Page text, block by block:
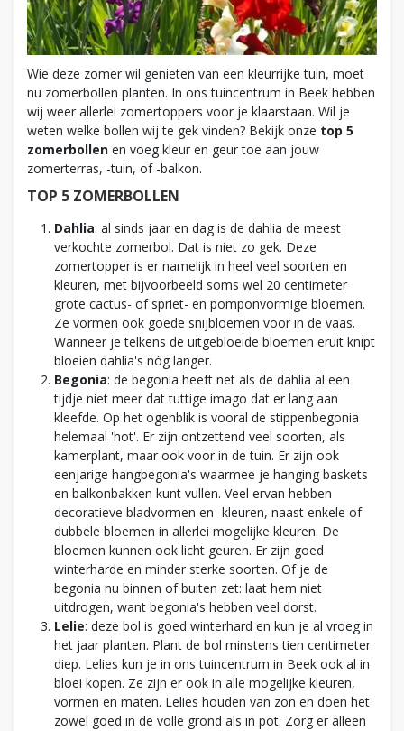
Wie deze zomer wil genieten van een kleurrijke tuin, moet
nu zomerbollen planten. In ons tuincentrum in Beek hebben
wij weer allerlei zomertoppers voor je klaarstaan. Wil je
weten welke bollen wij te gek vinden? Bekijk onze top 5
zomerbollen en voeg kleur en geur toe aan jouw
zomerterras, -tuin, of -balkon.
TOP 5 ZOMERBOLLEN
Dahlia: al sinds jaar en dag is de dahlia de meest
verkochte zomerbol. Dat is niet zo gek. Deze
zomertopper is er namelijk in heel veel soorten en
kleuren, met bijvoorbeeld soms wel 20 centimeter
grote cactus- of spriet- en pomponvormige bloemen.
Ze vormen ook goede snijbloemen voor in de vaas.
Wanneer je telkens de uitgebloeide bloemen eruit knipt
bloeien dahlia's nóg langer.
Begonia: de begonia heeft net als de dahlia al een
tijdje niet meer dat tuttige imago dat er lang aan
kleefde. Op het ogenblik is vooral de stippenbegonia
helemaal 'hot'. Er zijn ontzettend veel soorten, als
kamerplant, maar ook voor in de tuin. Er zijn ook
eenjarige hangbegonia's waarmee je hanging baskets
en balkonbakken kunt vullen. Veel ervan hebben
decoratieve bladvormen en -kleuren, naast enkele of
dubbele bloemen in allerlei mogelijke kleuren. De
bloemen kunnen ook licht geuren. Er zijn goed
winterharde en minder sterke soorten. Of je de
begonia nu binnen of buiten zet: laat hem niet
uitdrogen, want begonia's hebben veel dorst.
Lelie: deze bol is goed winterhard en kun je al vroeg in
het jaar planten. Plant de bol minstens tien centimeter
diep. Lelies kun je in ons tuincentrum in Beek ook al in
bloei kopen. Ze zijn er ook in alle mogelijke kleuren,
vormen en maten. Lelies houden van zon en doen het
zowel goed in de volle grond als in pot. Zorg er alleen